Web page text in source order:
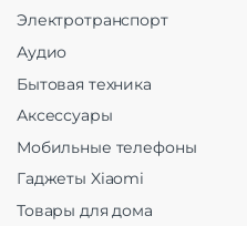
Электротранспорт
Аудио
Бытовая техника
Аксессуары
Мобильные телефоны
Гаджеты Xiaomi
Товары для дома